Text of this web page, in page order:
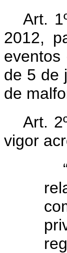
Art.
2012,
de 5 de
de
Art.
vigor